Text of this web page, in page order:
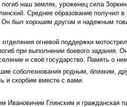
погиб наш земляк, уроженец села
Среднее образование получил
Он был хорошим другом и надежным
огневой поддержки
при выполнении боевого задания.
и своё государство. Память о
соболезнования родным, близким,
и скорбим вместе с вами.
Ивановичем Глинским и гражданская